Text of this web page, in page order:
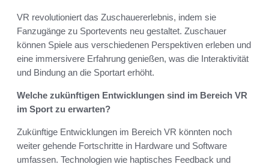
VR revolutioniert das Zuschauererlebnis, indem sie
Fanzugänge zu Sportevents neu gestaltet. Zuschauer
können Spiele aus verschiedenen Perspektiven erleben und
eine immersivere Erfahrung genießen, was die Interaktivität
und Bindung an die Sportart erhöht.
Welche zukünftigen Entwicklungen sind im Bereich VR
im Sport zu erwarten?
Zukünftige Entwicklungen im Bereich VR könnten noch
weiter gehende Fortschritte in Hardware und Software
umfassen. Technologien wie haptisches Feedback und